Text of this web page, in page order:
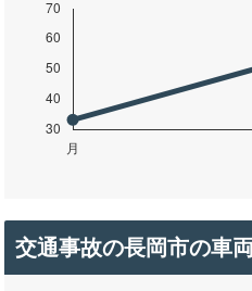
交通事故の長岡市の車